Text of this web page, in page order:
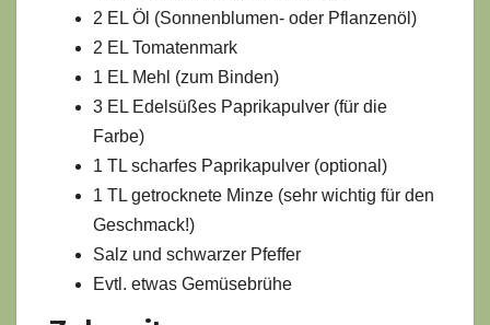
2 EL Öl (Sonnenblumen- oder Pflanzenöl)
2 EL Tomatenmark
1 EL Mehl (zum Binden)
3 EL Edelsüßes Paprikapulver (für die
Farbe)
1 TL scharfes Paprikapulver (optional)
1 TL getrocknete Minze (sehr wichtig für den
Geschmack!)
Salz und schwarzer Pfeffer
Evtl. etwas Gemüsebrühe